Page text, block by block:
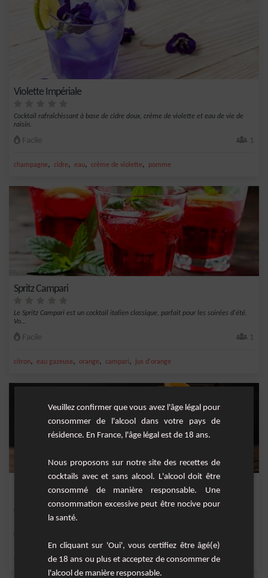
Violette Impériale
Cocktail rafraîchissant à base de cidre doux, crème de violette et eau de vie de
raisin.
Facile 1
champagne, cidre, eau, crème de violette, pomme
Spritz Campari
Le Spritz Campari est un cocktail italien classique, parfait pour les soirées d'été.
Vo...
Facile 1
citron, eau gazeuse, orange, campari, jus d'orange
Negroni Sbagliato
Cocktail simple à base de Martini Rose, campari amer et Prosecco sec&nbsp;
campari, vin blanc , prosecco,vermouth
Veuillez confirmer que vous avez l'âge légal pour
consommer de l'alcool dans votre pays de
résidence. En France, l'âge légal est de 18 ans.
Nous proposons sur notre site des recettes de
cocktails avec et sans alcool. L'alcool doit être
consommé de manière responsable. Une
consommation excessive peut être nocive pour
la santé.
En cliquant sur 'Oui', vous certifiez être âgé(e)
de 18 ans ou plus et acceptez de consommer de
l'alcool de manière responsable.